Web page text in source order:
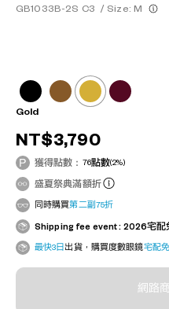
GB1033B-2S C3 / Size: M
Gold
NT$3,790
獲得點數： 76點數(2%)
盛夏祭典滿額折
同時購買第二副75折
Shipping fee event : 2026宅配
最快3日 出貨，購買度數眼鏡宅配
網路